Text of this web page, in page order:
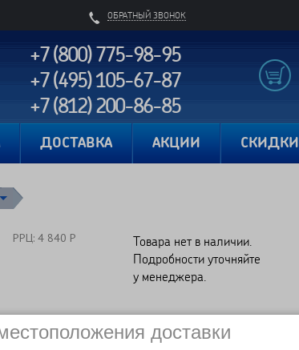
ОБРАТНЫЙ ЗВОНОК
+7 (800) 775-98-95
+7 (495) 105-67-87
+7 (812) 200-86-85
ДОСТАВКА АКЦИИ СКИДКИ
РРЦ: 4 840 Р
Товара нет в наличии.
Подробности уточняйте
у менеджера.
Сравнить Нет в наличии
доставки